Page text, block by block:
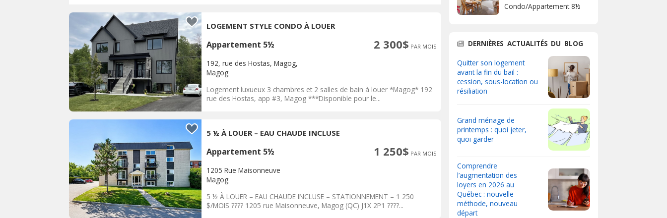
LOGEMENT STYLE CONDO À LOUER
Appartement 5½ 2 300$ PAR MOIS
192, rue des Hostas, Magog,
Magog
Logement luxueux 3 chambres et 2 salles de bain à louer *Magog* 192
rue des Hostas, app #3, Magog ***Disponible pour le...
5 ½ À LOUER – EAU CHAUDE INCLUSE
Appartement 5½ 1 250$ PAR MOIS
1205 Rue Maisonneuve
Magog
5 ½ À LOUER – EAU CHAUDE INCLUSE – STATIONNEMENT – 1 250
$/MOIS ???? 1205 rue Maisonneuve, Magog (QC) J1X 2P1 ????...
Condo/Appartement 8½
DERNIÈRES ACTUALITÉS DU BLOG
Quitter son logement
avant la fin du bail :
cession, sous-location ou
résiliation
Grand ménage de
printemps : quoi jeter,
quoi garder
Comprendre
l’augmentation des
loyers en 2026 au
Québec : nouvelle
méthode, nouveau
départ